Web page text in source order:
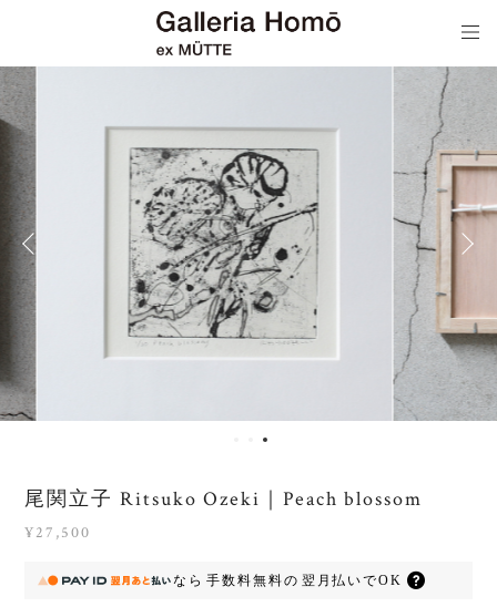
尾関立子 Ritsuko Ozeki｜Peach blossom
¥27,500
なら 手数料無料の 翌月払いでOK